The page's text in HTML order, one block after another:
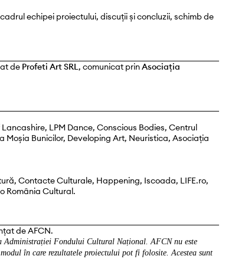
echipei proiectului, discuții și concluzii, schimb de
de Profeti Art SRL, comunicat prinAsociația
LPM Dance, Conscious Bodies, Centrul
Moșia Bunicilor, Developing Art, Neuristica, Asociația
Contacte Culturale, Happening, Iscoada, LIFE.ro,
România Cultural.
de AFCN.
Administrației Fondului Cultural Național. AFCN nu este
în care rezultatele proiectului pot fi folosite. Acestea sunt